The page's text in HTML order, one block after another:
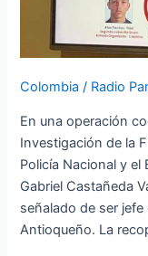
Colombia / Radio
En una operación
Investigación de la
Policía Nacional y
Gabriel Castañeda
señalado de ser
Antioqueño. La
Social
Antioquia